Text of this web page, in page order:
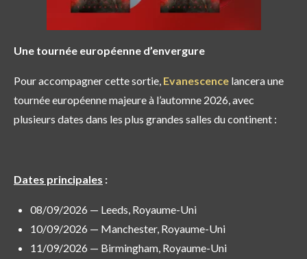
Une tournée européenne d’envergure
Pour accompagner cette sortie, Evanescence lancera une
tournée européenne majeure à l’automne 2026, avec
plusieurs dates dans les plus grandes salles du continent :
Dates principales :
08/09/2026 — Leeds, Royaume-Uni
10/09/2026 — Manchester, Royaume-Uni
11/09/2026 — Birmingham, Royaume-Uni